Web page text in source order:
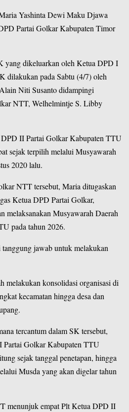
Yashinta Dewi Maku Djawa
Partai Golkar Kabupaten Timor
yang dikeluarkan oleh Ketua DPD I
dilakukan pada Sabtu (4/7) oleh
Niti Susanto didampingi
NTT, Welhelmintje S. Libby
II Partai Golkar Kabupaten TTU
sejak terpilih melalui Musyawarah
2020 lalu.
NTT tersebut, Maria ditugaskan
Ketua DPD Partai Golkar,
melaksanakan Musyawarah Daerah
pada tahun 2026.
jawab untuk melakukan
melakukan konsolidasi organisasi di
kecamatan hingga desa dan
tercantum dalam SK tersebut,
Partai Golkar Kabupaten TTU
sejak tanggal penetapan, hingga
Musda yang akan digelar tahun
menunjuk empat Plt Ketua DPD II